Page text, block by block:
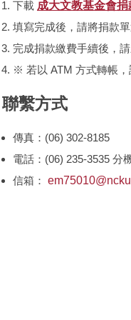
下載 成大文教基金會捐
填寫完成後，請將捐款
完成捐款繳費手續後，
※ 若以 ATM 方式轉帳，
聯繫方式
傳真：(06) 302-8185
電話：(06) 235-3535 分
信箱：